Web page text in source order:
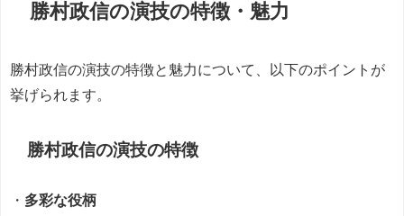
勝村政信の演技の特徴・魅力
勝村政信の演技の特徴と魅力について、以下のポイントが
挙げられます。
勝村政信の演技の特徴
・ 多彩な役柄